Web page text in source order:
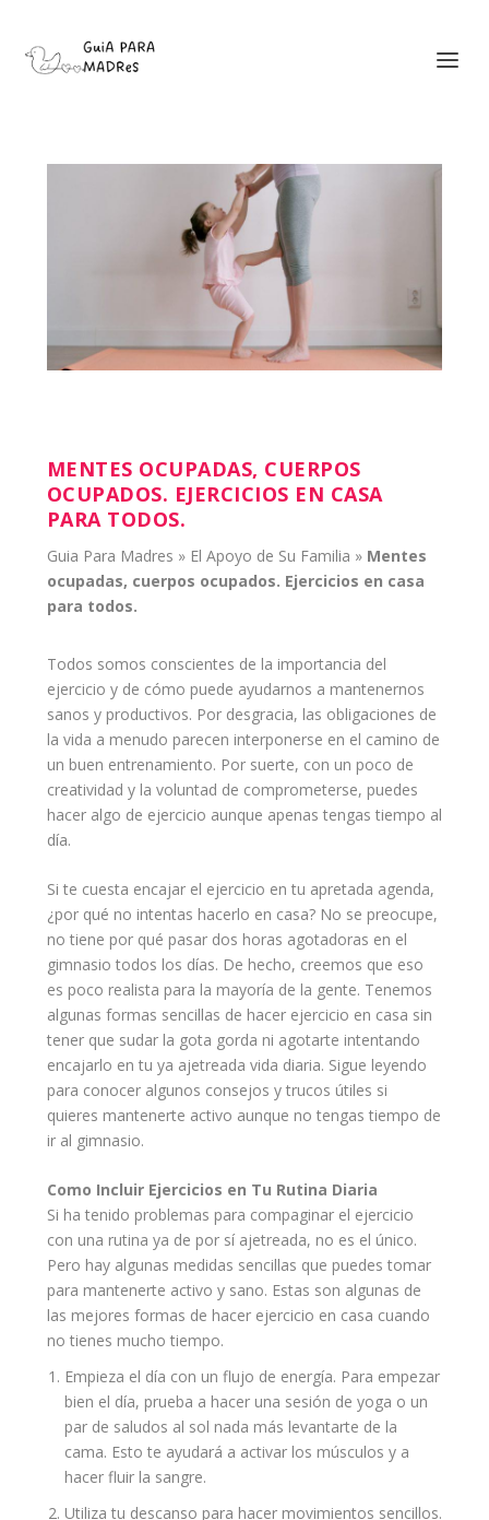
MENTES OCUPADAS, CUERPOS
OCUPADOS. EJERCICIOS EN CASA
PARA TODOS.
Guia Para Madres » El Apoyo de Su Familia » Mentes
ocupadas, cuerpos ocupados. Ejercicios en casa
para todos.
Todos somos conscientes de la importancia del
ejercicio y de cómo puede ayudarnos a mantenernos
sanos y productivos. Por desgracia, las obligaciones de
la vida a menudo parecen interponerse en el camino de
un buen entrenamiento. Por suerte, con un poco de
creatividad y la voluntad de comprometerse, puedes
hacer algo de ejercicio aunque apenas tengas tiempo al
día.
Si te cuesta encajar el ejercicio en tu apretada agenda,
¿por qué no intentas hacerlo en casa? No se preocupe,
no tiene por qué pasar dos horas agotadoras en el
gimnasio todos los días. De hecho, creemos que eso
es poco realista para la mayoría de la gente. Tenemos
algunas formas sencillas de hacer ejercicio en casa sin
tener que sudar la gota gorda ni agotarte intentando
encajarlo en tu ya ajetreada vida diaria. Sigue leyendo
para conocer algunos consejos y trucos útiles si
quieres mantenerte activo aunque no tengas tiempo de
ir al gimnasio.
Como Incluir Ejercicios en Tu Rutina Diaria
Si ha tenido problemas para compaginar el ejercicio
con una rutina ya de por sí ajetreada, no es el único.
Pero hay algunas medidas sencillas que puedes tomar
para mantenerte activo y sano. Estas son algunas de
las mejores formas de hacer ejercicio en casa cuando
no tienes mucho tiempo.
Empieza el día con un flujo de energía. Para empezar
bien el día, prueba a hacer una sesión de yoga o un
par de saludos al sol nada más levantarte de la
cama. Esto te ayudará a activar los músculos y a
hacer fluir la sangre.
Utiliza tu descanso para hacer movimientos sencillos.